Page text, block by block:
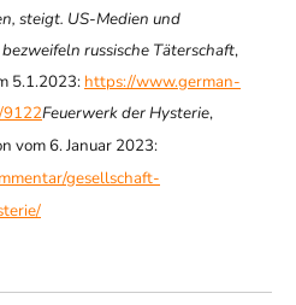
steigt. US-Medien und
russische Täterschaft,
5.1.2023: https://www.german-
9122Feuerwerk der Hysterie,
vom 6. Januar 2023:
gesellschaft-